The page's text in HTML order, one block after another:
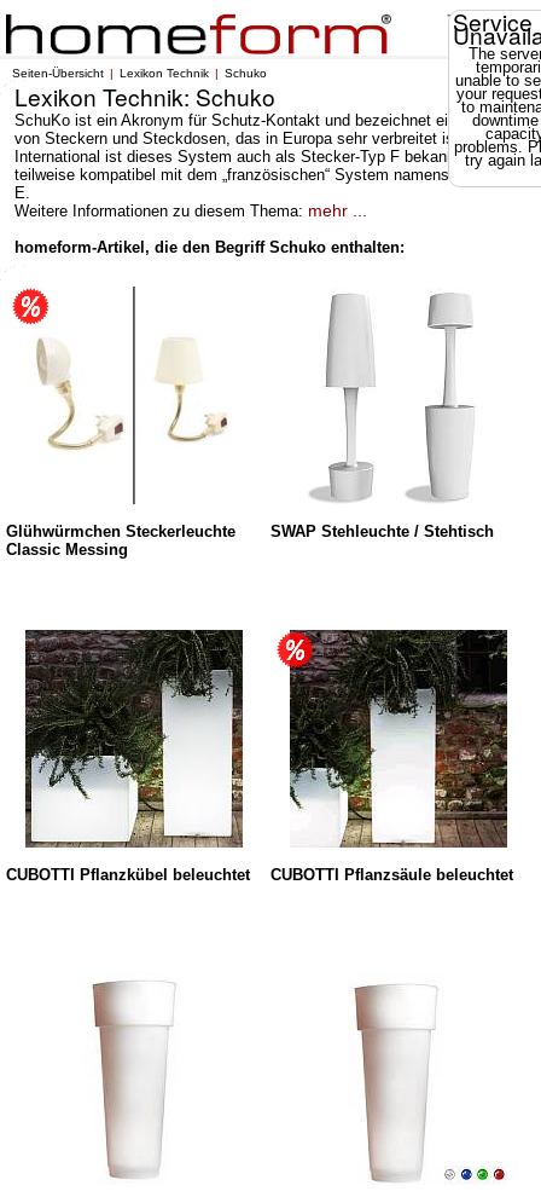
Service
The
unable to
your
to
problems.
try again
Seiten-Übersicht Lexikon Technik Schuko
Lexikon Technik: Schuko
SchuKo ist ein Akronym für Schutz-Kontakt und bezeichnet ein System
von Steckern und Steckdosen, das in Europa sehr verbreitet ist.
International ist dieses System auch als Stecker-Typ F bekannt und
teilweise kompatibel mit dem „französischen“ System namens Stecker-Typ
E.
Weitere Informationen zu diesem Thema: mehr ...
homeform-Artikel, die den Begriff Schuko enthalten:
Glühwürmchen Steckerleuchte
Classic Messing
SWAP Stehleuchte / Stehtisch
CUBOTTI Pflanzkübel beleuchtet CUBOTTI Pflanzsäule beleuchtet